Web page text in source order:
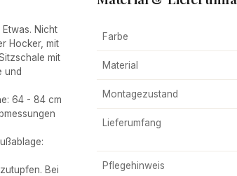
Nicht
Hocker, mit
mit
und
64 - 84 cm
Bei
Farbe
Material
Montagezustand
Lieferumfang
Pflegehinweis